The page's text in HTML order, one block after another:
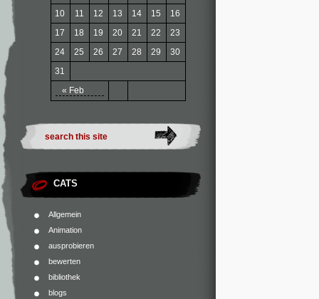
« Feb
10
11 12 13 14 15
16
17
18 19 20 21 22
23
24
25 26 27 28 29
30
31
CATS
Allgemein
Animation
ausprobieren
bewerten
bibliothek
blogs